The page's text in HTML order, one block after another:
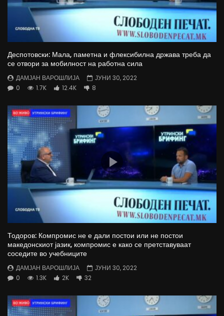
Деспотовски: Мала, паметна и флексибилна држава треба да
се отвори за мобилност на работна сила
ДАМЈАН ВАРОШЛИЈА
ЈУНИ 30, 2022
0
1.7K 12.4K 8
Тодоров: Компромис не е дали постои или не постои
македонскиот јазик, компромис е како се претставуваат
соседите во учебниците
ДАМЈАН ВАРОШЛИЈА
ЈУНИ 30, 2022
0
1.3K 2K 32